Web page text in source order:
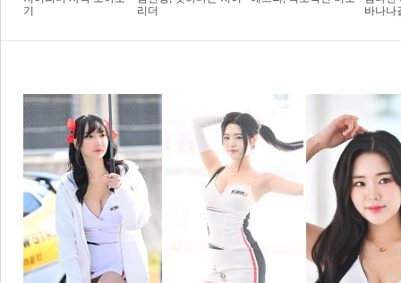
3
포토갤러리 포토뉴스
기
리더
바나나